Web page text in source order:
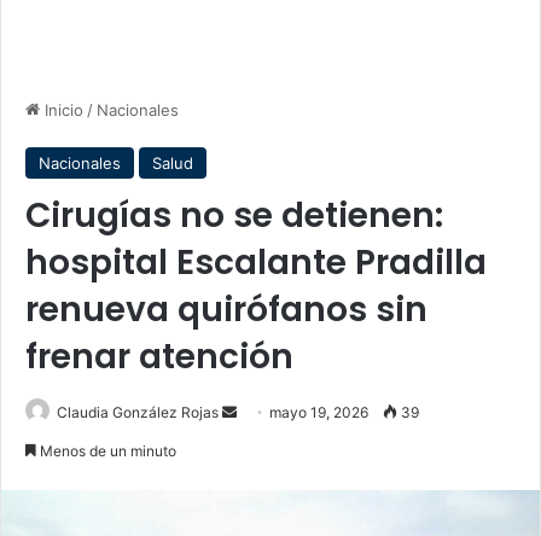
Inicio / Nacionales
Nacionales Salud
Cirugías no se detienen:
hospital Escalante Pradilla
renueva quirófanos sin
frenar atención
Claudia González Rojas
Send mayo 19, 2026 39
Menos de un minuto